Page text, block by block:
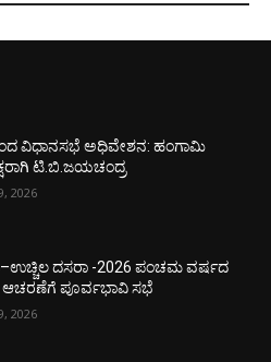
ವಿಧಾನಸಭೆ ಅಧಿವೇಶನ: ಹಂಗಾಮಿ
ಟಿ.ಬಿ.ಜಯಚಂದ್ರ
2026
ದಸರಾ -2026 ಪಂಚಮ ವರ್ಷದ
ಆಚರಣೆಗೆ ಪೂರ್ವಭಾವಿ ಸಭೆ
2026